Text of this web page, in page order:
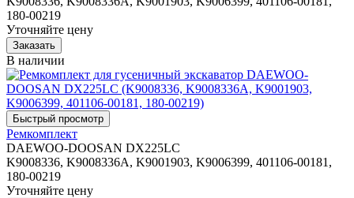
180-00219
Уточняйте цену
В наличии
Ремкомплект
DAEWOO-DOOSAN DX225LC
K9008336, K9008336A, K9001903, K9006399, 401106-00181,
180-00219
Уточняйте цену